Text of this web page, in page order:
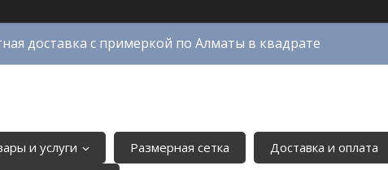
доставка с примеркой по Алматы в квадрате
и услуги Размерная сетка Доставка и оплата